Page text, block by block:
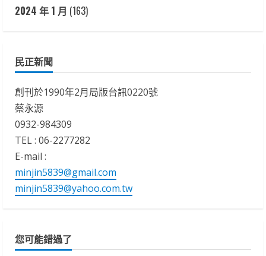
2024 年 1 月 (163)
民正新聞
創刊於1990年2月局版台訊0220號
蔡永源
0932-984309
TEL : 06-2277282
E-mail :
minjin5839@gmail.com
minjin5839@yahoo.com.tw
您可能錯過了